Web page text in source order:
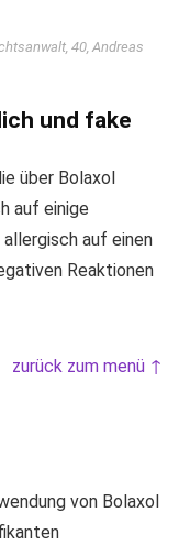
40, Andreas
und fake
über Bolaxol
auf einige
auf einen
Reaktionen
zurück zum menü ↑
von Bolaxol